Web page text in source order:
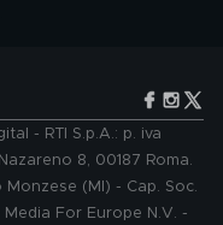
- RTI S.p.A.: p. iva
8, 00187 Roma.
(MI) - Cap. Soc.
For Europe N.V. -